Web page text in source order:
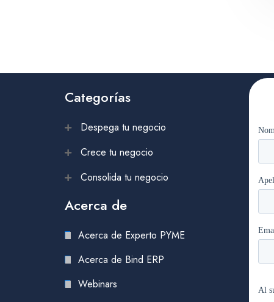
Categorías
Despega tu negocio
Crece tu negocio
Consolida tu negocio
Acerca de
Acerca de Experto PYME
Acerca de Bind ERP
Webinars